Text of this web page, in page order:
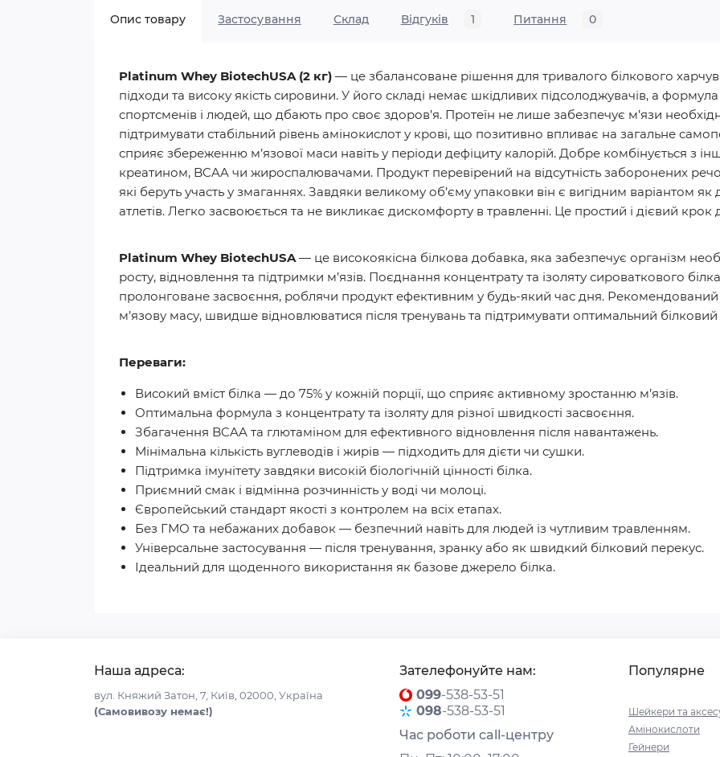
Опис товару Застосування Склад Відгуків 1 Питання 0
Platinum Whey BiotechUSA (2 кг) — це збалансоване рішення для тривалого білкового
підходи та високу якість сировини. У його складі немає шкідливих підсолоджувачів, а
спортсменів і людей, що дбають про своє здоров’я. Протеїн не лише забезпечує м’язи
підтримувати стабільний рівень амінокислот у крові, що позитивно впливає на загальне
сприяє збереженню м’язової маси навіть у періоди дефіциту калорій. Добре комбінується
креатином, BCAA чи жироспалювачами. Продукт перевірений на відсутність заборонених
які беруть участь у змаганнях. Завдяки великому об’єму упаковки він є вигідним варіантом як
атлетів. Легко засвоюється та не викликає дискомфорту в травленні. Це простий і дієвий
Platinum Whey BiotechUSA— це високоякісна білкова добавка, яка забезпечує організм
росту, відновлення та підтримки м’язів. Поєднання концентрату та ізоляту сироваткового
пролонговане засвоєння, роблячи продукт ефективним у будь-який час дня. Рекомендований
м’язову масу, швидше відновлюватися після тренувань та підтримувати оптимальний
Переваги:
Високий вміст білка — до 75% у кожній порції, що сприяє активному зростанню м’язів.
Оптимальна формула з концентрату та ізоляту для різної швидкості засвоєння.
Збагачення BCAA та глютаміном для ефективного відновлення після навантажень.
Мінімальна кількість вуглеводів і жирів — підходить для дієти чи сушки.
Підтримка імунітету завдяки високій біологічній цінності білка.
Приємний смак і відмінна розчинність у воді чи молоці.
Європейський стандарт якості з контролем на всіх етапах.
Без ГМО та небажаних добавок — безпечний навіть для людей із чутливим травленням.
Універсальне застосування — після тренування, зранку або як швидкий білковий перекус.
Ідеальний для щоденного використання як базове джерело білка.
Наша адреса:
вул. Княжий Затон, 7, Київ, 02000, Україна
(Самовивозу немає!)
Зателефонуйте нам:
099-538-53-51
098-538-53-51
Час роботи call-центру
Популярне
Шейкери та
Амінокислоти
Гейнери